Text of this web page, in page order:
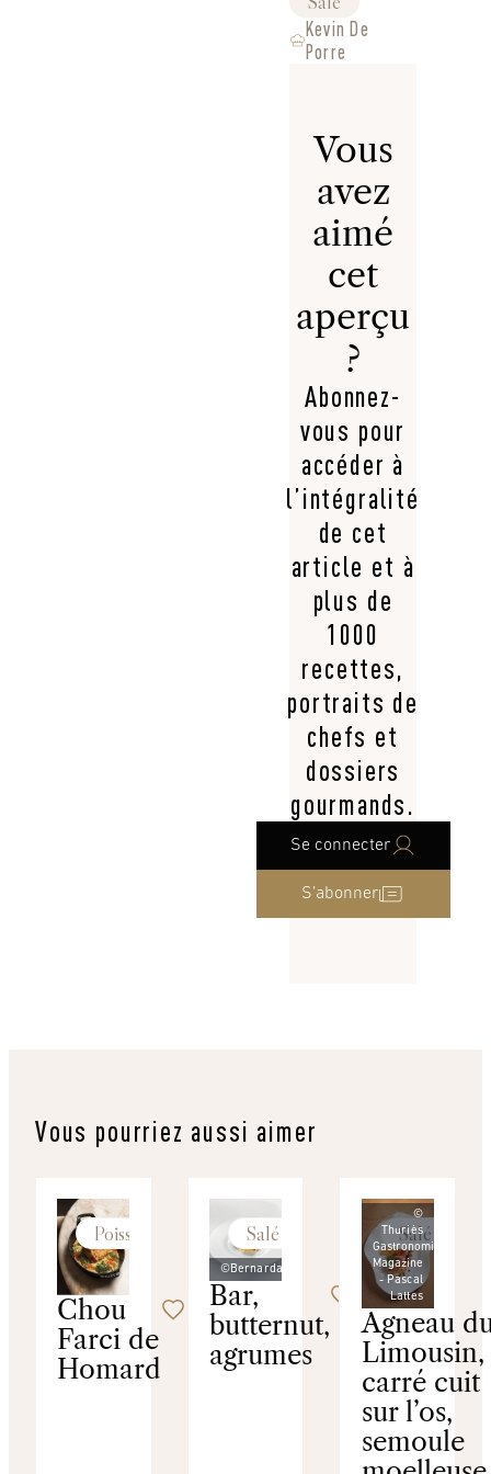
Kevin De
Porre
Vous
avez
aimé
cet
aperçu
?
Abonnez-
vous pour
accéder à
l’intégralité
de cet
article et à
plus de
1000
recettes,
portraits de
chefs et
dossiers
gourmands.
Se connecter
S’abonner
Vous pourriez aussi aimer
Poissons
Chou
Farci de
Homard
©Bernardaud
Salé
Bar,
butternut,
agrumes
©
Thuriès
Gastronomie
Magazine
- Pascal
Lattes
Salé
Agneau
Limousin,
carré cuit
sur l’os,
semoule